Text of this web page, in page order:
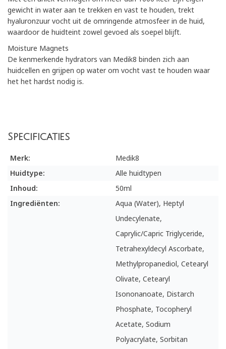
gewicht in water aan te trekken en vast te houden, trekt
hyaluronzuur vocht uit de omringende atmosfeer in de huid,
waardoor de huidteint zowel gevoed als soepel blijft.
Moisture Magnets
De kenmerkende hydrators van Medik8 binden zich aan
huidcellen en grijpen op water om vocht vast te houden waar
het het hardst nodig is.
Specificaties
Merk:
Medik8
Huidtype:
Alle huidtypen
Inhoud:
50ml
Ingrediënten:
Aqua (Water), Heptyl
Undecylenate,
Caprylic/Capric Triglyceride,
Tetrahexyldecyl Ascorbate,
Methylpropanediol, Cetearyl
Olivate, Cetearyl
Isononanoate, Distarch
Phosphate, Tocopheryl
Acetate, Sodium
Polyacrylate, Sorbitan